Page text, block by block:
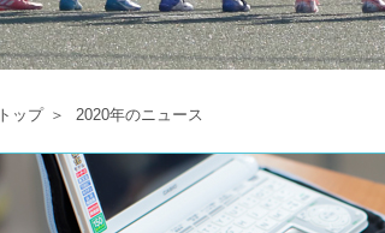
トップ 2020年のニュース